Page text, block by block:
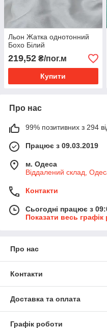
Льон Жатка однотонний
Бохо Білий
219,52 ₴/пог.м
Купити
Про нас
99% позитивних з 294
Працює з 09.03.2019
м. Одеса
Віддалений склад,
Контакти
Сьогодні працює з
Показати весь графік
Про нас
Контакти
Доставка та оплата
Графік роботи